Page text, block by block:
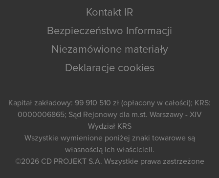
Kontakt IR
Bezpieczeństwo Informacji
Niezamówione materiały
Deklaracje cookies
Kapitał zakładowy: 99 910 510 zł (opłacony w całości); KRS:
0000006865; Sąd Rejonowy dla m.st. Warszawy - XIV
Wydział KRS
Wszystkie wymienione poniżej znaki towarowe są
własnością ich właścicieli.
©2026 CD PROJEKT S.A. Wszystkie prawa zastrzeżone